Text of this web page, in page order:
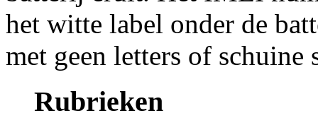
het witte label onder de
met geen letters of
Rubrieken